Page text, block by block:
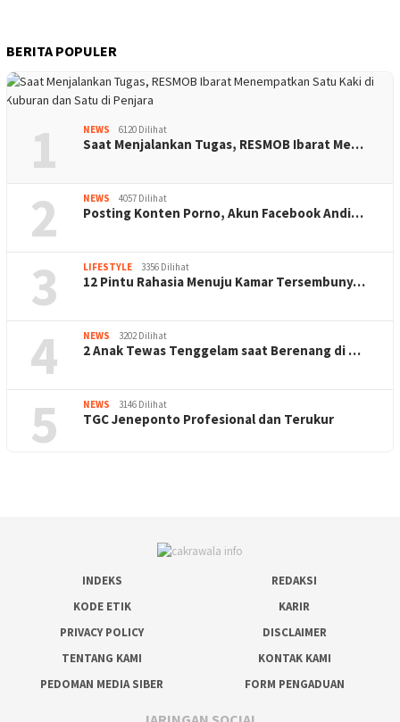
BERITA POPULER
1 NEWS 6120 Dilihat
Saat Menjalankan Tugas, RESMOB Ibarat Me…
2 NEWS 4057 Dilihat
Posting Konten Porno, Akun Facebook Andi…
3 LIFESTYLE 3356 Dilihat
12 Pintu Rahasia Menuju Kamar Tersembuny…
4 NEWS 3202 Dilihat
2 Anak Tewas Tenggelam saat Berenang di …
5 NEWS 3146 Dilihat
TGC Jeneponto Profesional dan Terukur
INDEKS
REDAKSI
KODE ETIK
KARIR
PRIVACY POLICY
DISCLAIMER
TENTANG KAMI
KONTAK KAMI
PEDOMAN MEDIA SIBER
FORM PENGADUAN